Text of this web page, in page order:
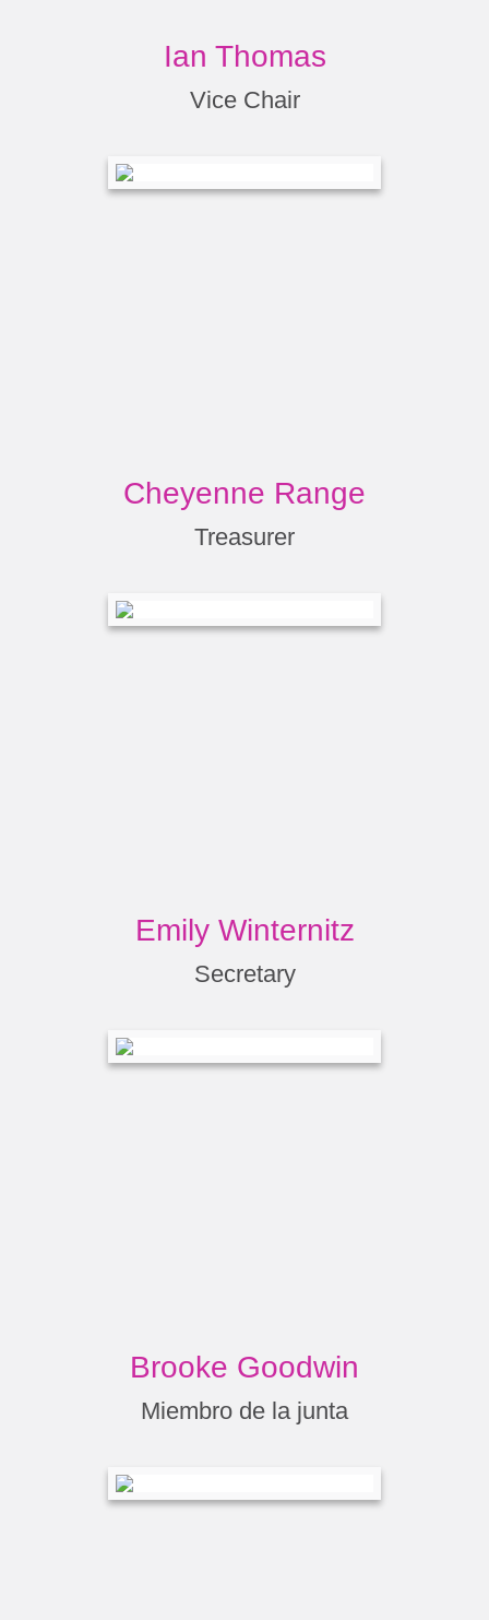
Ian Thomas
Vice Chair
Cheyenne Range
Treasurer
Emily Winternitz
Secretary
Brooke Goodwin
Miembro de la junta